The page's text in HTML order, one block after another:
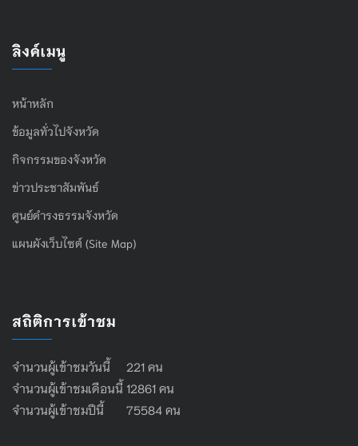
ลิงค์เมนู
หน้าหลัก
ข้อมูลทั่วไปจังหวัด
กิจกรรมของจังหวัด
ข่าวประชาสัมพันธ์
ศูนย์ดำรงธรรมจังหวัด
แผนผังเว็บไซต์ (Site Map)
สถิติการเข้าชม
จำนวนผู้เข้าชมวันนี้ 221 คน
จำนวนผู้เข้าชมเดือนนี้ 12861 คน
จำนวนผู้เข้าชมปีนี้ 75584 คน